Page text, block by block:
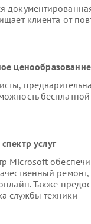
клиента от
услуг
Microsoft
Также
службы техники